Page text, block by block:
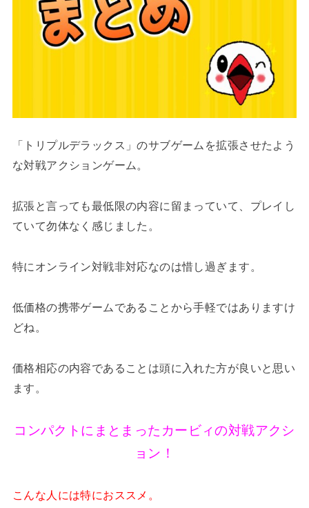
「トリプルデラックス」のサブゲームを拡張させたよう
な対戦アクションゲーム。
拡張と言っても最低限の内容に留まっていて、プレイし
ていて勿体なく感じました。
特にオンライン対戦非対応なのは惜し過ぎます。
低価格の携帯ゲームであることから手軽ではありますけ
どね。
価格相応の内容であることは頭に入れた方が良いと思い
ます。
コンパクトにまとまったカービィの対戦アクシ
ョン！
こんな人には特におススメ。